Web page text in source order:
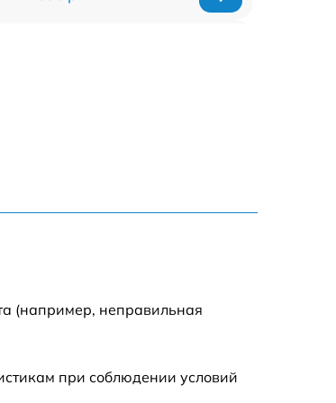
(например, неправильная
при соблюдении условий